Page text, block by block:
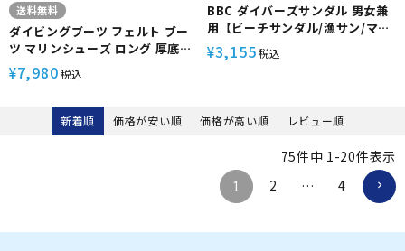
送料無料
ダイビングブーツ フェルト ブー
ツ マリンシューズ ロング 厚底
10mm The Standard ザ・スタ
ンダード ウェットスーツ ダイビ
ビング シュノーケリング 保温 フ
ィン メンズ レディース ユニセッ
¥7,980税込
BBC ダイバーズサンダル 男女兼
用【ビーチサンダル/漁サン/マー
ブル】
¥3,155税込
新着順 価格が安い順 価格が高い順 レビュー順
75件中 1 -20件表示
1
2 … 4